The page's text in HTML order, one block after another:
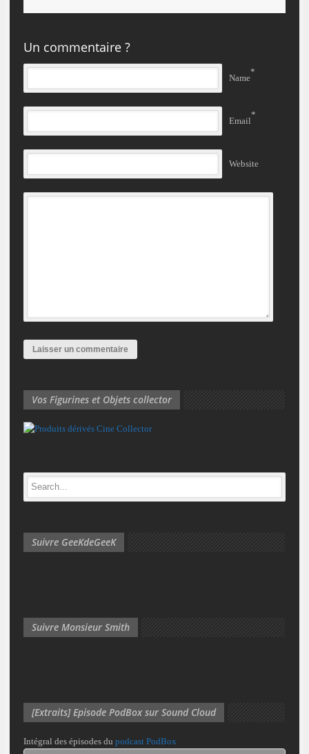
Un commentaire ?
Name
*
Email
*
Website
Vos Figurines et Objets collector
Suivre GeeKdeGeeK
Suivre Monsieur Smith
[Extraits] Episode PodBox sur Sound Cloud
Intégral des épisodes du podcast PodBox